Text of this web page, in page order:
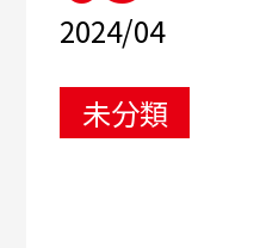
2024/04
未分類